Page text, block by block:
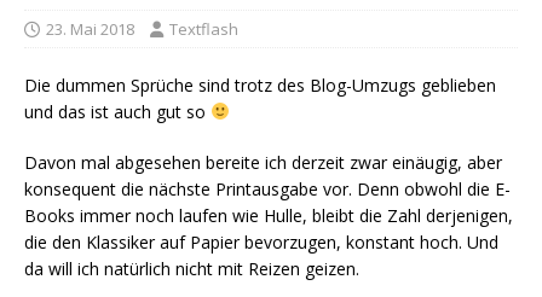
23. Mai 2018 Textflash
Die dummen Sprüche sind trotz des Blog-Umzugs geblieben
und das ist auch gut so
Davon mal abgesehen bereite ich derzeit zwar einäugig, aber
konsequent die nächste Printausgabe vor. Denn obwohl die E-
Books immer noch laufen wie Hulle, bleibt die Zahl derjenigen,
die den Klassiker auf Papier bevorzugen, konstant hoch. Und
da will ich natürlich nicht mit Reizen geizen.